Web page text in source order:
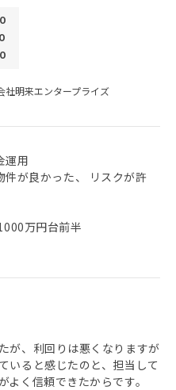
社明来エンタープライズ
運用
件が良かった、 リスクが許
万円台前半
が、利回りは悪くなりますが
いると感じたのと、担当して
く信頼できたからです。